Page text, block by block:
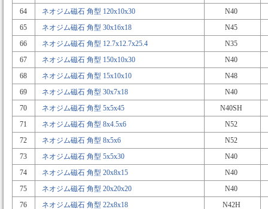
64
ネオジム磁石 角型 120x10x30
N40
65
ネオジム磁石 角型 30x16x18
N45
66
ネオジム磁石 角型 12.7x12.7x25.4
N35
67
ネオジム磁石 角型 150x10x30
N40
68
ネオジム磁石 角型 15x10x10
N48
69
ネオジム磁石 角型 30x7x18
N40
70
ネオジム磁石 角型 5x5x45
N40SH
71
ネオジム磁石 角型 8x4.5x6
N52
72
ネオジム磁石 角型 8x5x6
N52
73
ネオジム磁石 角型 5x5x30
N40
74
ネオジム磁石 角型 20x8x15
N40
75
ネオジム磁石 角型 20x20x20
N40
76
ネオジム磁石 角型 22x8x18 N42H